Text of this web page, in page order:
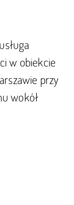
w obiekcie
przy
wokół